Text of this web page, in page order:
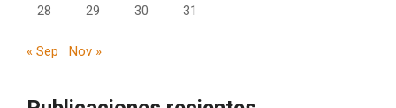
28 29 30 31
« Sep Nov »